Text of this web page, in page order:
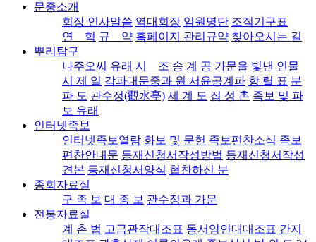
문중소개
회장 인사말씀 역대회장 임원명단 조직기구표
연 혁 규 약 홈페이지 관리규약 찾아오시는 길
뿌리탐구
나주오씨 유래 시 조 송 계 공 가문을 빛낸 인물
시 제 일 각파대문중과 원 서윤공계파 항 렬 표 분
파 도 관수정(觀水亭) 세 계 도 집 성 촌 족보 및 파
보 유래
인터넷족보
인터넷족보열람 화보 및 문헌 족보편찬소식 족보
편찬안내문 등재신청서작성방법 등재신청서작성
견본 등재신청서양식 협찬하신 분
종회자료실
구 족 보 대 종 보 관수정과 가문
전통자료실
계 촌 법 고금관작대조표 동서양연대대조표 간지